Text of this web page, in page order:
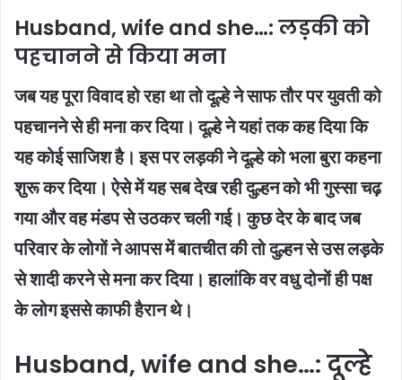
Husband, wife and she…: लड़की को
पहचानने से किया मना
जब यह पूरा विवाद हो रहा था तो दूल्हे ने साफ तौर पर युवती को
पहचानने से ही मना कर दिया। दूल्हे ने यहां तक कह दिया कि
यह कोई साजिश है। इस पर लड़की ने दूल्हे को भला बुरा कहना
शुरू कर दिया। ऐसे में यह सब देख रही दुल्हन को भी गुस्सा चढ़
गया और वह मंडप से उठकर चली गई। कुछ देर के बाद जब
परिवार के लोगों ने आपस में बातचीत की तो दुल्हन से उस लड़के
से शादी करने से मना कर दिया। हालांकि वर वधु दोनों ही पक्ष
के लोग इससे काफी हैरान थे।
Husband, wife and she…: दूल्हे